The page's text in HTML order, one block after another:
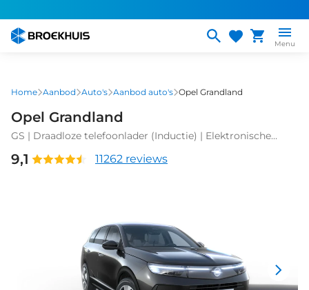
naar
gaan
Menu
Home Aanbod Auto's Aanbod auto's Opel Grandland
Opel Grandland
GS | Draadloze telefoonlader (Inductie) | Elektronische
9,1 11262 reviews